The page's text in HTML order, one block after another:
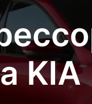
KIA